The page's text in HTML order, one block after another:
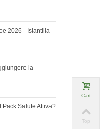
2026 - Islantilla
la
Pack Salute Attiva?
Cart
Top